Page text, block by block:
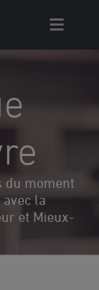
du moment
la
et Mieux-